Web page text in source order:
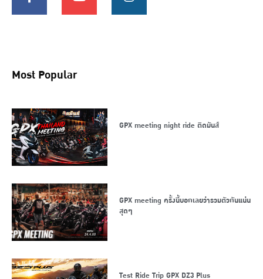
Most Popular
GPX meeting night ride ติดมันส์
GPX meeting ครั้งนี้บอกเลยว่ารวมตัวกันแน่น
สุดๆ
Test Ride Trip GPX DZ3 Plus